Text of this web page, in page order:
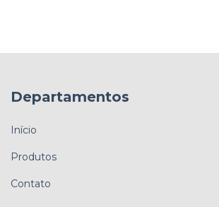
Departamentos
Início
Produtos
Contato